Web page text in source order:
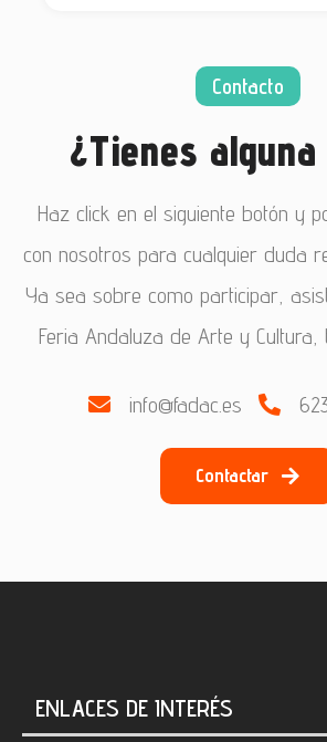
Contacto
¿Tienes alguna
Haz click en el siguiente botón y
con nosotros para cualquier duda
Ya sea sobre como participar,
Feria Andaluza de Arte y Cultura,
info@fadac.es
Contactar
ENLACES DE INTERÉS